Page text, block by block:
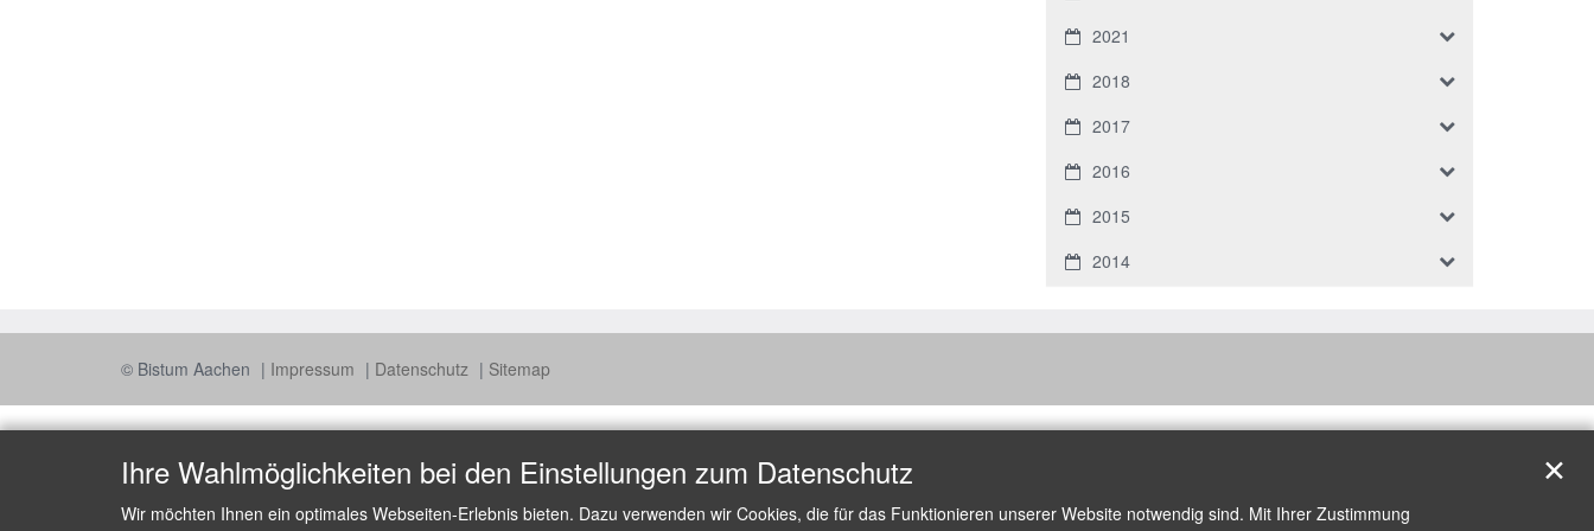
2021
2018
2017
2016
2015
2014
© Bistum Aachen Impressum Datenschutz Sitemap
Ihre Wahlmöglichkeiten bei den Einstellungen zum Datenschutz
Wir möchten Ihnen ein optimales Webseiten-Erlebnis bieten. Dazu verwenden wir Cookies, die für das Funktionieren unserer Website notwendig sind. Mit Ihrer Zustimmung
✕